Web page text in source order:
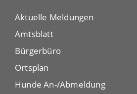
Aktuelle Meldungen
Amtsblatt
Bürgerbüro
Ortsplan
Hunde An-/Abmeldung